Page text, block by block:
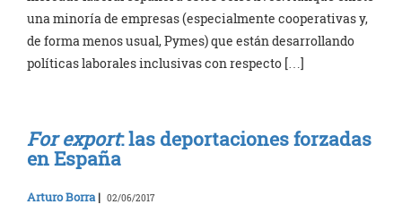
una minoría de empresas (especialmente cooperativas y,
de forma menos usual, Pymes) que están desarrollando
políticas laborales inclusivas con respecto […]
For export: las deportaciones forzadas
en España
Arturo Borra | 02/06/2017